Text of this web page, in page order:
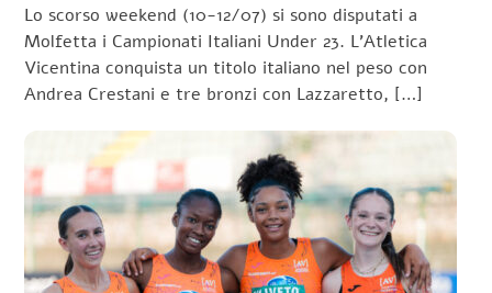
Lo scorso weekend (10-12/07) si sono disputati a
Molfetta i Campionati Italiani Under 23. L’Atletica
Vicentina conquista un titolo italiano nel peso con
Andrea Crestani e tre bronzi con Lazzaretto, […]